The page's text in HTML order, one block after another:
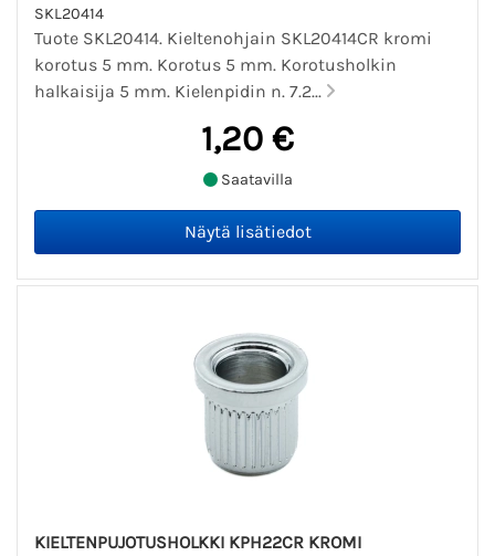
SKL20414
Tuote SKL20414. Kieltenohjain SKL20414CR kromi
korotus 5 mm. Korotus 5 mm. Korotusholkin
halkaisija 5 mm. Kielenpidin n. 7.2...
1,20 €
Saatavilla
KIELTENPUJOTUSHOLKKI KPH22CR KROMI